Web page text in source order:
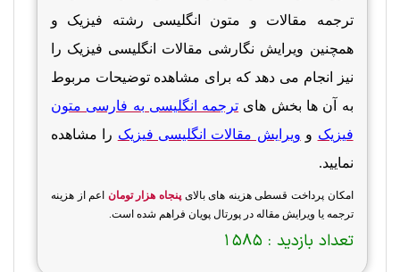
ترجمه مقالات و متون انگلیسی رشته فیزیک و
همچنین ویرایش نگارشی مقالات انگلیسی فیزیک را
نیز انجام می دهد که برای مشاهده توضیحات مربوط
به آن ها بخش های ترجمه انگلیسی به فارسی متون
فیزیک و ویرایش مقالات انگلیسی فیزیک را مشاهده
نمایید.
امکان پرداخت قسطی هزینه های بالایپنجاه هزار تومان اعم از هزینه
ترجمه یا ویرایش مقاله در پورتال پویان فراهم شده است.
تعداد بازدید : 1585